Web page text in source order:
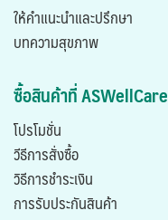
ให้คำแนะนำและปรึกษา
บทความสุขภาพ
ซื้อสินค้าที่ ASWellCare
โปรโมชั่น
วีธีการสั่งซื้อ
วิธีการชำระเงิน
การรับประกันสินค้า